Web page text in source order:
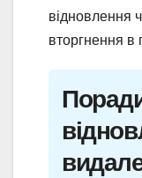
відновлення
вторгнення в